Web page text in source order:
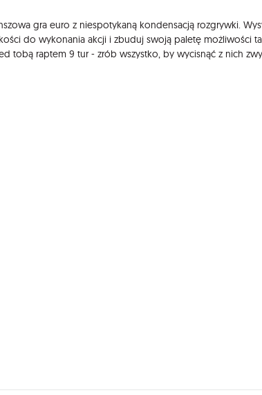
gra euro z niespotykaną kondensacją rozgrywki.
do wykonania akcji i zbuduj swoją paletę możliwości
tobą raptem 9 tur - zrób wszystko, by wycisnąć z nich